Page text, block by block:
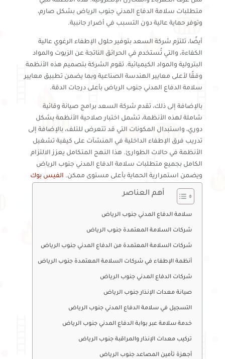
متطلبات سلامة الدفاع المدني جنوب الرياض بشكل صارم،
وتوفر حماية عالية دون التسبب في أضرار جانبية.
أيضًا، تلتزم شركة السعد بتوفير حلول الإطفاء الرغوي عالية
الكفاءة، والتي تُستخدم في الحرائق الناتجة عن الزيوت والمواد
البترولية والمواد الكيميائية. تقوم الشركة بتصميم هذه الأنظمة
وفقًا لأعلى معايير الهندسة الصناعية وبما يضمن تطبيق معايير
سلامة الدفاع المدني جنوب الرياض بأعلى درجات الدقة.
بالإضافة إلى ذلك، تقدم شركة السعد برامج صيانة وقائية
شاملة لهذه الأنظمة، تشمل اختبار صلاحية الأنظمة بشكل
دوري، واستبدال المكونات التي قد تتعرض للتلف، بالإضافة إلى
تدريب فرق الإطفاء الداخلية في المنشآت على كيفية تشغيل
الأنظمة في حالات الطوارئ. هذا النهج المتكامل يعزز الالتزام
الكامل بجميع متطلبات سلامة الدفاع المدني جنوب الرياض
ويضمن استمرارية الحماية بأعلى مستوى ممكن. الفيس بوك
أهم العناصر
سلامة الدفاع المدني جنوب الرياض
شركات السلامة المعتمدة جنوب الرياض
شركات السلامة المعتمدة من الدفاع المدني جنوب الرياض
أنظمة الإطفاء في شركات السلامة المعتمدة جنوب الرياض
شركات الدفاع المدني جنوب الرياض
صيانة معدات الإنذار جنوب الرياض
التسجيل في سلامة الدفاع المدني جنوب الرياض
خدمة سلامة عبر بوابة الدفاع المدني جنوب الرياض
تركيب معدات الإنذار والمراقبة جنوب الرياض
أجهزة تأمين المصاعد جنوب الرياض